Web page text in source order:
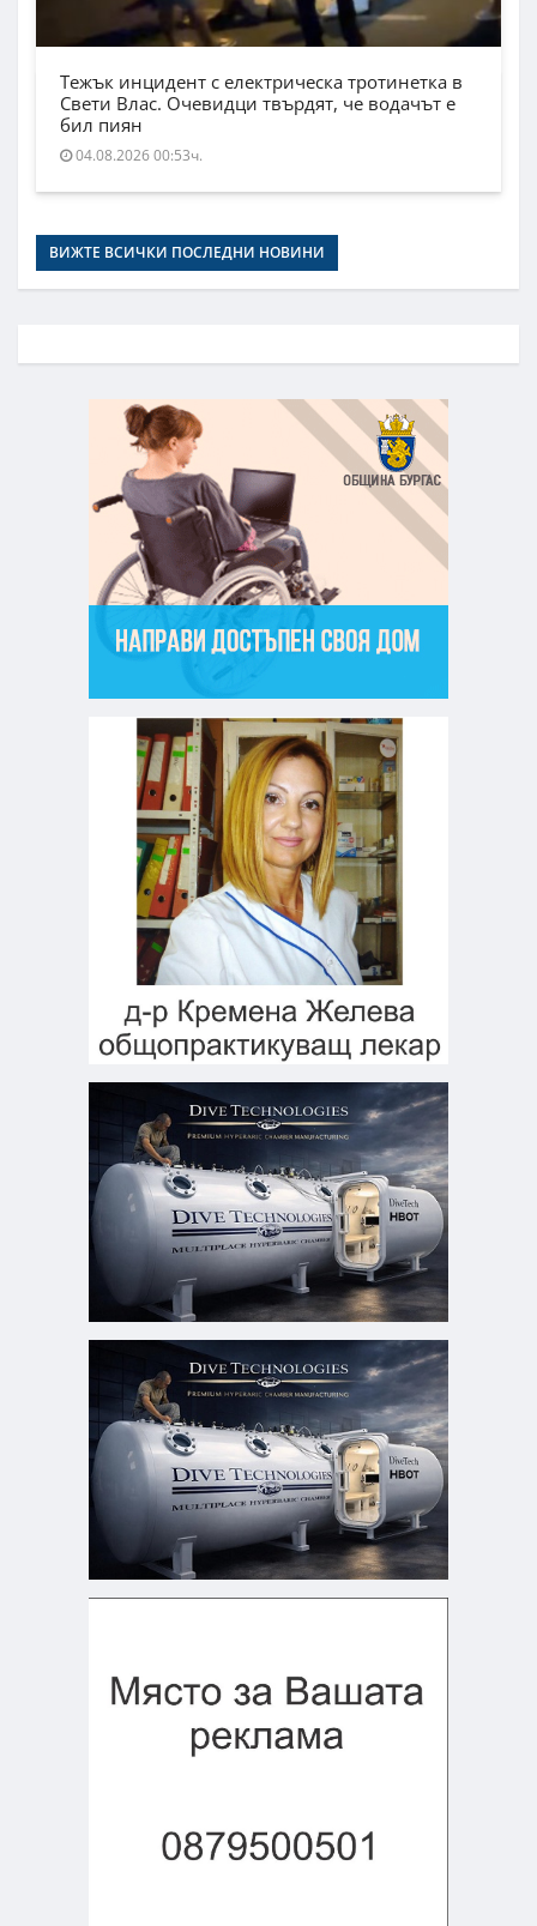
Тежък инцидент с електрическа тротинетка в
Свети Влас. Очевидци твърдят, че водачът е
бил пиян
04.08.2026 00:53ч.
ВИЖТЕ ВСИЧКИ ПОСЛЕДНИ НОВИНИ